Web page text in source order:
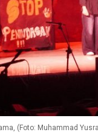
(Foto: Muhammad